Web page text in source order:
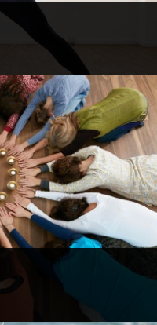
II – Anleitung